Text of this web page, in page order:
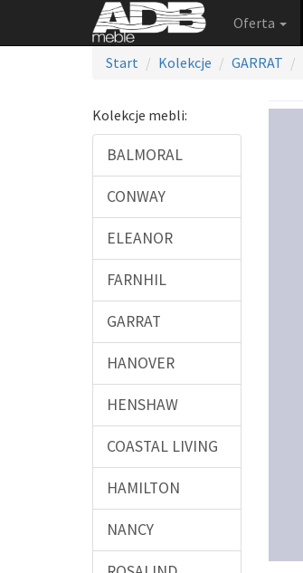
Oferta
Start Kolekcje GARRAT
Kolekcje mebli:
BALMORAL
CONWAY
ELEANOR
FARNHIL
GARRAT
HANOVER
HENSHAW
COASTAL LIVING
HAMILTON
NANCY